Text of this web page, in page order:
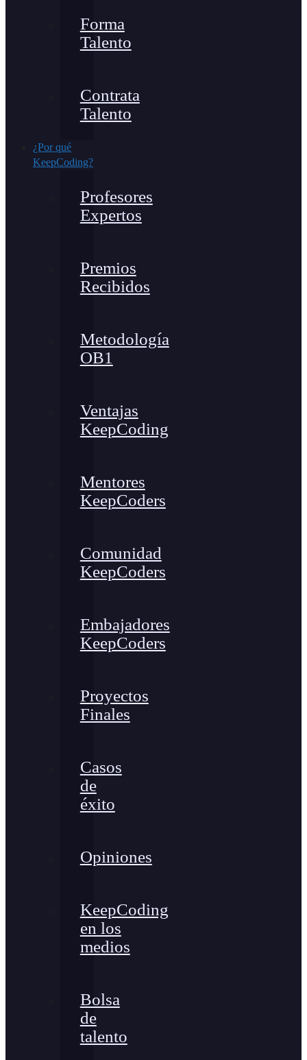
Forma
Talento
Contrata
Talento
¿Por qué
KeepCoding?
Profesores
Expertos
Premios
Recibidos
Metodología
OB1
Ventajas
KeepCoding
Mentores
KeepCoders
Comunidad
KeepCoders
Embajadores
KeepCoders
Proyectos
Finales
Casos
de
éxito
Opiniones
KeepCoding
en los
medios
Bolsa
de
talento